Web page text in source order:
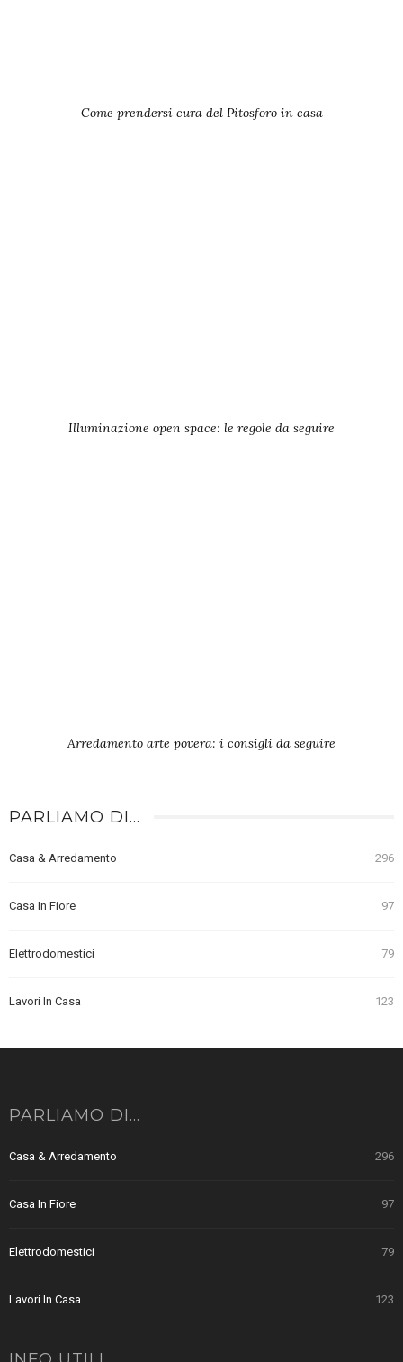
Come prendersi cura del Pitosforo in casa
Illuminazione open space: le regole da seguire
Arredamento arte povera: i consigli da seguire
PARLIAMO DI…
Casa & Arredamento 296
Casa In Fiore 97
Elettrodomestici 79
Lavori In Casa 123
PARLIAMO DI…
Casa & Arredamento 296
Casa In Fiore 97
Elettrodomestici 79
Lavori In Casa 123